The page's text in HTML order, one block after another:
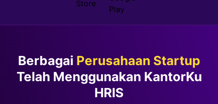
Berbagai Perusahaan Startup
Telah Menggunakan KantorKu
HRIS